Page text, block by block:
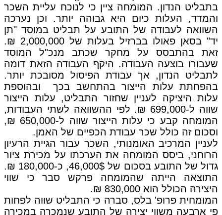
בתבליט הנדון. המומחה ציין כי לנוכח עליית השכר
והמדד, העלות כיום היא גבוהה יותר. וכן נערכה
השוואה לעבודה של התובע על תבליט במוסד "תן
יד" בסאן פאולו בברזיל בעלות של 2,000,000 ₪.
זאת בהתבסס על מחקר שכתב מנכ"ל המוסד
שעבורו בוצעה העבודה. היקף העבודה הזאת דומה
לתבליט הנדון, אך עבודת הפיסול מסובכת יותר.
בהפחתת עלות הייצור בהתחשב בכך ובהוספת
עלות היציקה לעניין שחזור התבליט, עלות הייצור
שווה ל-699,000 ₪. לפי ההשוואה לשתי העבודות,
המומחה קבע כי עלות הייצור שווה ל-650,000 ₪,
וסכום זה כולל שכר עבודת הכפיים של האמן.
לעניין המרכיב האומנותי, השכר עבור הגיית הרעיון
הרוחני, ביסס המומחה את הערכתו על מכירת ציור
גדול של התובע בסכום של 46,000$, כ-180,000 ₪.
התוצאה הייתה שהמומחה פרקש סבר כי שווי
היצירה הכולל הוא 830,000 ₪.
המומחית פרופ' בלס, סברה כי התבליט שווה לפחות
פי ארבעה משווי יצירה של התובע שנמכרה במכירה